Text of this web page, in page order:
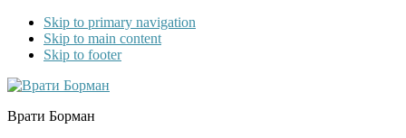
Skip to primary navigation
Skip to main content
Skip to footer
Врати Борман